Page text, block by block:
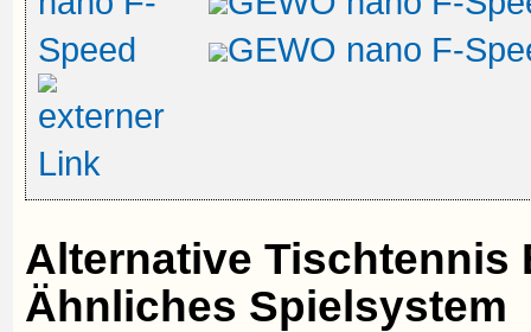
GEWO nano F-
Alternative Tischtennis
Ähnliches Spielsystem